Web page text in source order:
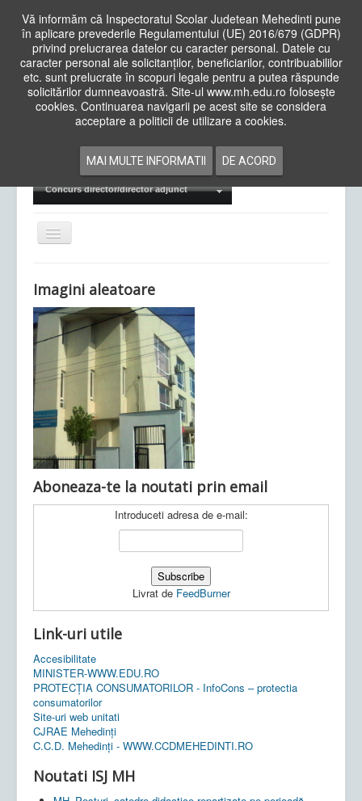
Vă informăm că Inspectoratul Scolar Judetean Mehedinti pune
în aplicare prevederile Regulamentului (UE) 2016/679 (GDPR)
privind prelucrarea datelor cu caracter personal. Datele cu
caracter personal ale solicitanților, beneficiarilor, contribuabililor
etc. sunt prelucrate în scopuri legale pentru a putea răspunde
solicitărilor dumneavoastră. Site-ul www.mh.edu.ro folosește
cookies. Continuarea navigarii pe acest site se considera
acceptare a politicii de utilizare a cookies.
MAI MULTE INFORMATII DE ACORD
Cauta
in
siteAcasa Cadre Didactice
Examene Naționale
Concurs director/director adjunct
Comută
navigarea
Ultimele articole: Vi, 04.11.2022 -
Județean Mehedinți
Imagini aleatoare
Aboneaza-te la noutati prin email
Introduceti adresa de e-mail:
Livrat de FeedBurner
Link-uri utile
Accesibilitate
MINISTER-WWW.EDU.RO
PROTECȚIA CONSUMATORILOR - InfoCons – protectia
consumatorilor
Site-uri web unitati
CJRAE Mehedinți
C.C.D. Mehedinţi - WWW.CCDMEHEDINTI.RO
Noutati ISJ MH